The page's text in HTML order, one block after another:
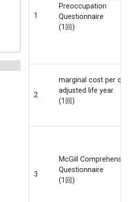
1
Preoccupation
Questionnaire
(1回)
2
marginal cost per
adjusted life year
(1回)
3
McGill
Questionnaire
(1回)